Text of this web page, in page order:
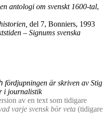
antologi om svenskt 1600-tal,
del 7, Bonniers, 1993
– Signums svenska
fördjupningen är skriven av Stig
i journalistik
av en text som tidigare
varje svensk bör veta (tidigare